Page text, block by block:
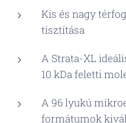
Kis és nagy
tisztítása
A Strata-XL
10 kDa feletti
A 96 lyukú
formátumok